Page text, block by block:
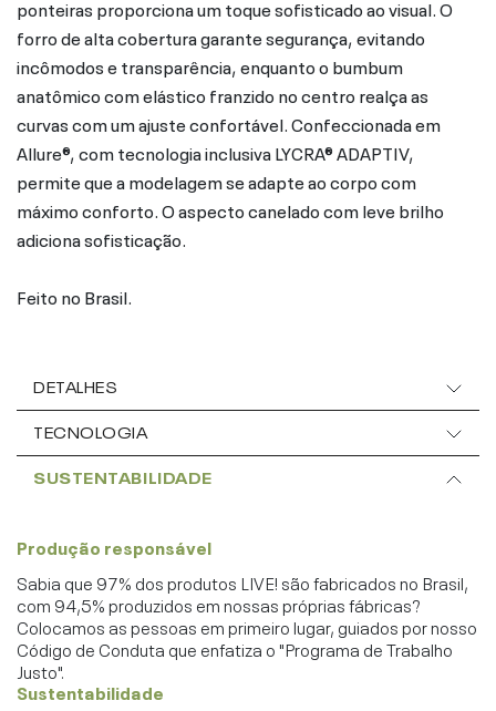
ponteiras proporciona um toque sofisticado ao visual. O
forro de alta cobertura garante segurança, evitando
incômodos e transparência, enquanto o bumbum
anatômico com elástico franzido no centro realça as
curvas com um ajuste confortável. Confeccionada em
Allure®, com tecnologia inclusiva LYCRA® ADAPTIV,
permite que a modelagem se adapte ao corpo com
máximo conforto. O aspecto canelado com leve brilho
adiciona sofisticação.
Feito no Brasil.
DETALHES
TECNOLOGIA
SUSTENTABILIDADE
Produção responsável
Sabia que 97% dos produtos LIVE! são fabricados no Brasil,
com 94,5% produzidos em nossas próprias fábricas?
Colocamos as pessoas em primeiro lugar, guiados por nosso
Código de Conduta que enfatiza o "Programa de Trabalho
Justo".
Sustentabilidade